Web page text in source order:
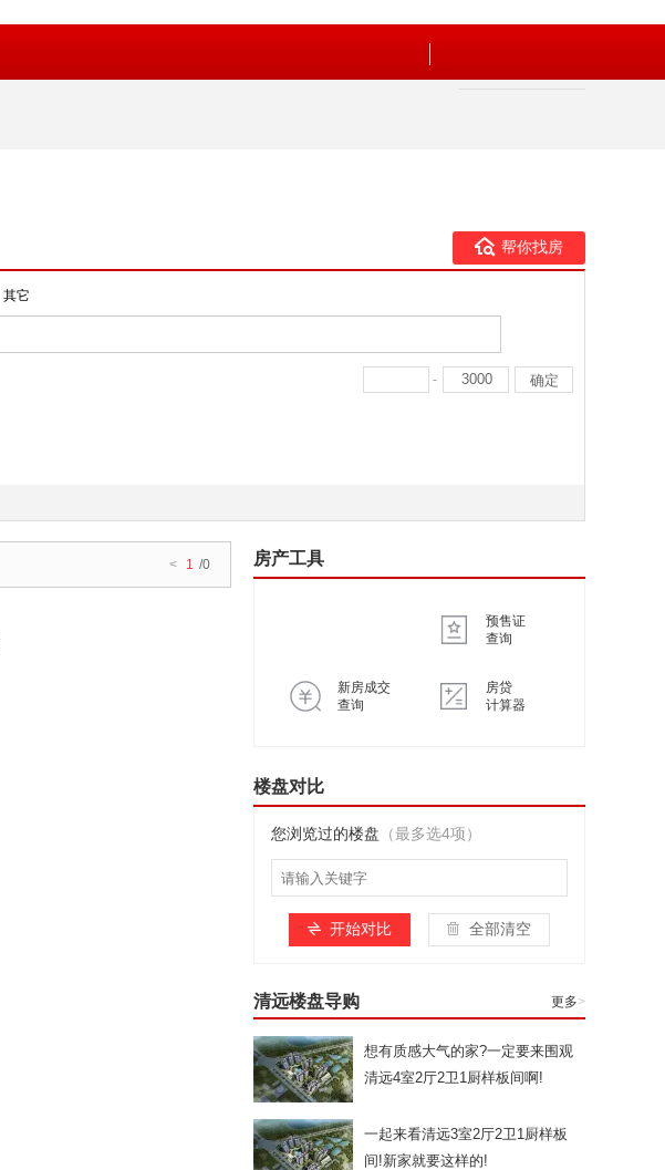
帮你找房
其它
-
< 1 /0 房产工具
预售证
查询
新房成交
查询
房贷
计算器
楼盘对比
您浏览过的楼盘 （最多选4项）
开始对比 全部清空
清远楼盘导购 更多>
想有质感大气的家?一定要来围观
清远4室2厅2卫1厨样板间啊!
一起来看清远3室2厅2卫1厨样板
间!新家就要这样的!